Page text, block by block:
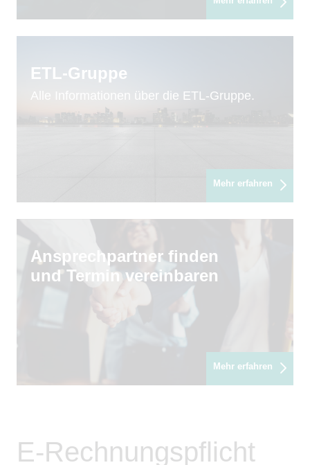
ETL-Gruppe
Alle Informationen über die ETL-Gruppe.
Mehr erfahren
Ansprechpartner finden
und Termin vereinbaren
Mehr erfahren
E-Rechnungspflicht